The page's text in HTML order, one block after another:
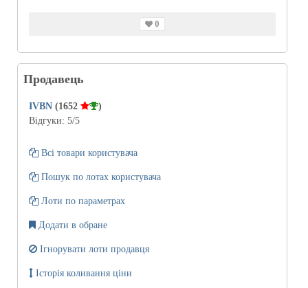
0
Продавець
IVBN (1652
)
Відгуки: 5/5
Всі товари користувача
Пошук по лотах користувача
Лоти по параметрах
Додати в обране
Ігнорувати лоти продавця
Історія коливання ціни